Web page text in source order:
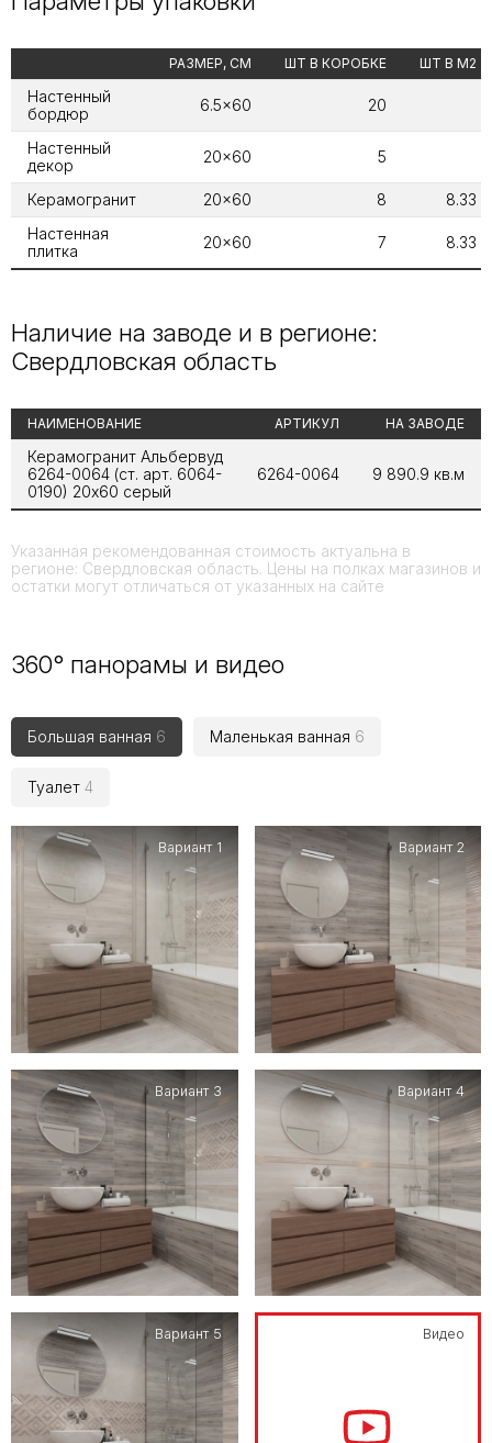
РАЗМЕР, СМ ШТ В КОРОБКЕ ШТ В М2
Настенный
бордюр
6.5x60 20
Настенный
декор
20x60 5
Керамогранит 20x60 8
8.33
Настенная
плитка
20x60 7 8.33
Наличие на заводе и в регионе:
Свердловская область
НАИМЕНОВАНИЕ АРТИКУЛ НА ЗАВОДЕ
Керамогранит Альбервуд
6264-0064 (ст. арт. 6064-
0190) 20x60 серый
6264-0064 9 890.9 кв.м
Указанная рекомендованная стоимость актуальна в
регионе: Свердловская область. Цены на полках магазинов и
остатки могут отличаться от указанных на сайте
360° панорамы и видео
Большая ванная 6 Маленькая ванная 6
Туалет 4
Вариант 1 Вариант 2
Вариант 3 Вариант 4
Вариант 5 Видео